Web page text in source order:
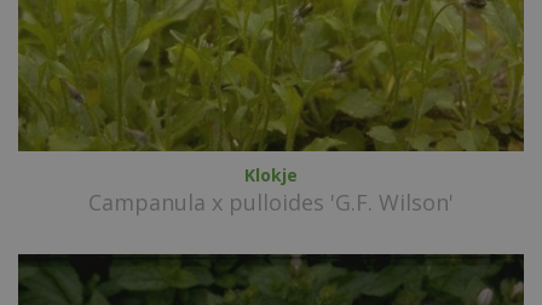
Klokje
Campanula x pulloides 'G.F. Wilson'